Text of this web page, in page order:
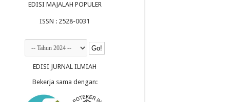
EDISI MAJALAH POPULER
ISSN : 2528-0031
EDISI JURNAL ILMIAH
Bekerja sama dengan: